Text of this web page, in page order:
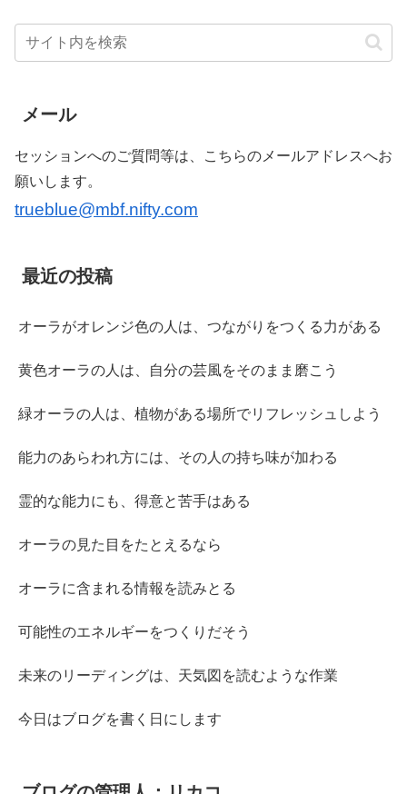
メール
セッションへのご質問等は、こちらのメールアドレスへお
願いします。
trueblue@mbf.nifty.com
最近の投稿
オーラがオレンジ色の人は、つながりをつくる力がある
黄色オーラの人は、自分の芸風をそのまま磨こう
緑オーラの人は、植物がある場所でリフレッシュしよう
能力のあらわれ方には、その人の持ち味が加わる
霊的な能力にも、得意と苦手はある
オーラの見た目をたとえるなら
オーラに含まれる情報を読みとる
可能性のエネルギーをつくりだそう
未来のリーディングは、天気図を読むような作業
今日はブログを書く日にします